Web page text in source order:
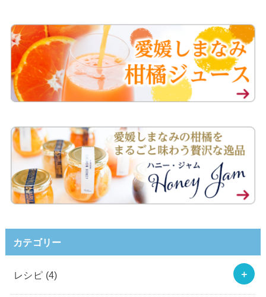
カテゴリー
レシピ (4)